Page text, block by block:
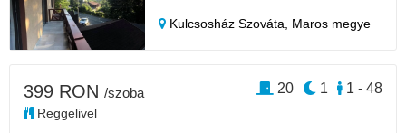
Kulcsosház Szováta, Maros megye
399 RON /szoba
Reggelivel
1 - 48
1
20